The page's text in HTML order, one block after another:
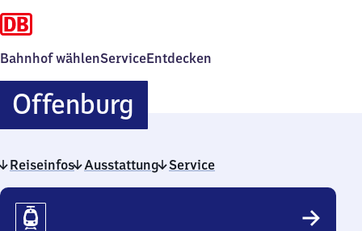
Bahnhof wählenServiceEntdecken
Offenburg
Reiseinfos Ausstattung Service
Reiseinfos